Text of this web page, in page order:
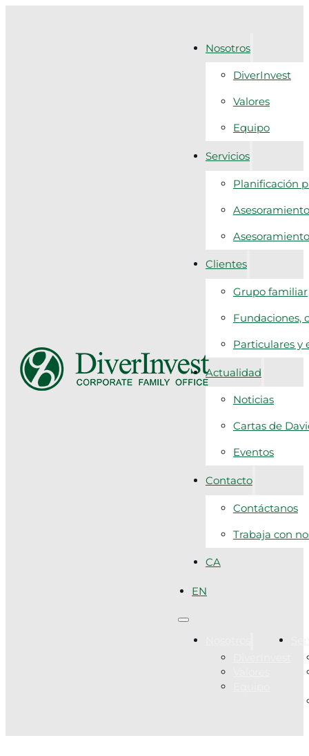
Nosotros
DiverInvest
Valores
Equipo
Servicios
Planificación
Clientes
Grupo familiar
Fundaciones,
Particulares y
Actualidad
Noticias
Cartas de
Eventos
Contacto
Contáctanos
Trabaja con
CA
EN